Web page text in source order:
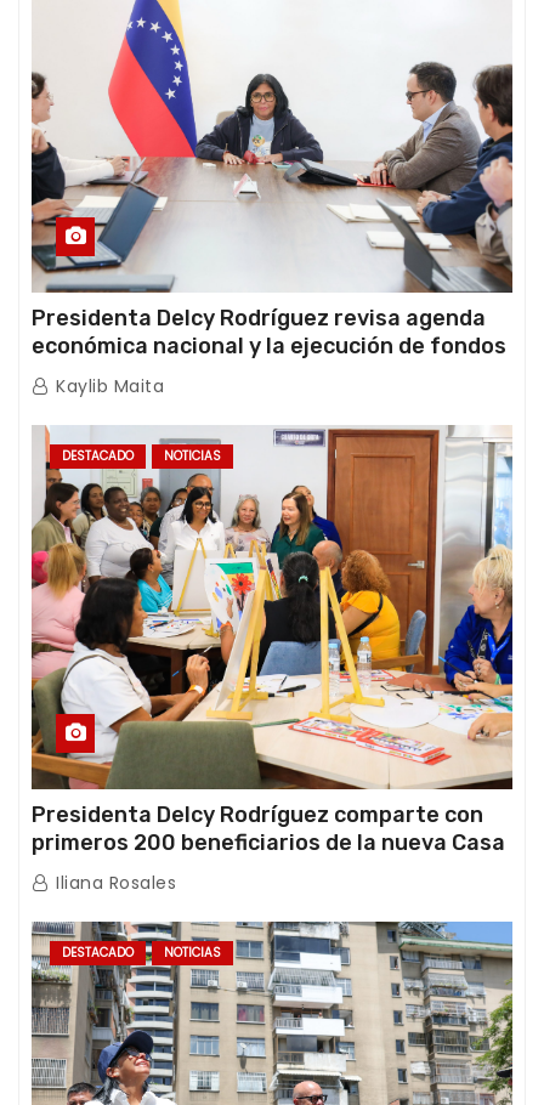
Presidenta Delcy Rodríguez revisa agenda
económica nacional y la ejecución de fondos
de emergencia post-sismos
Kaylib Maita
DESTACADO NOTICIAS
Presidenta Delcy Rodríguez comparte con
primeros 200 beneficiarios de la nueva Casa
de los Abuelos “La Primavera” en Caracas
Iliana Rosales
DESTACADO NOTICIAS